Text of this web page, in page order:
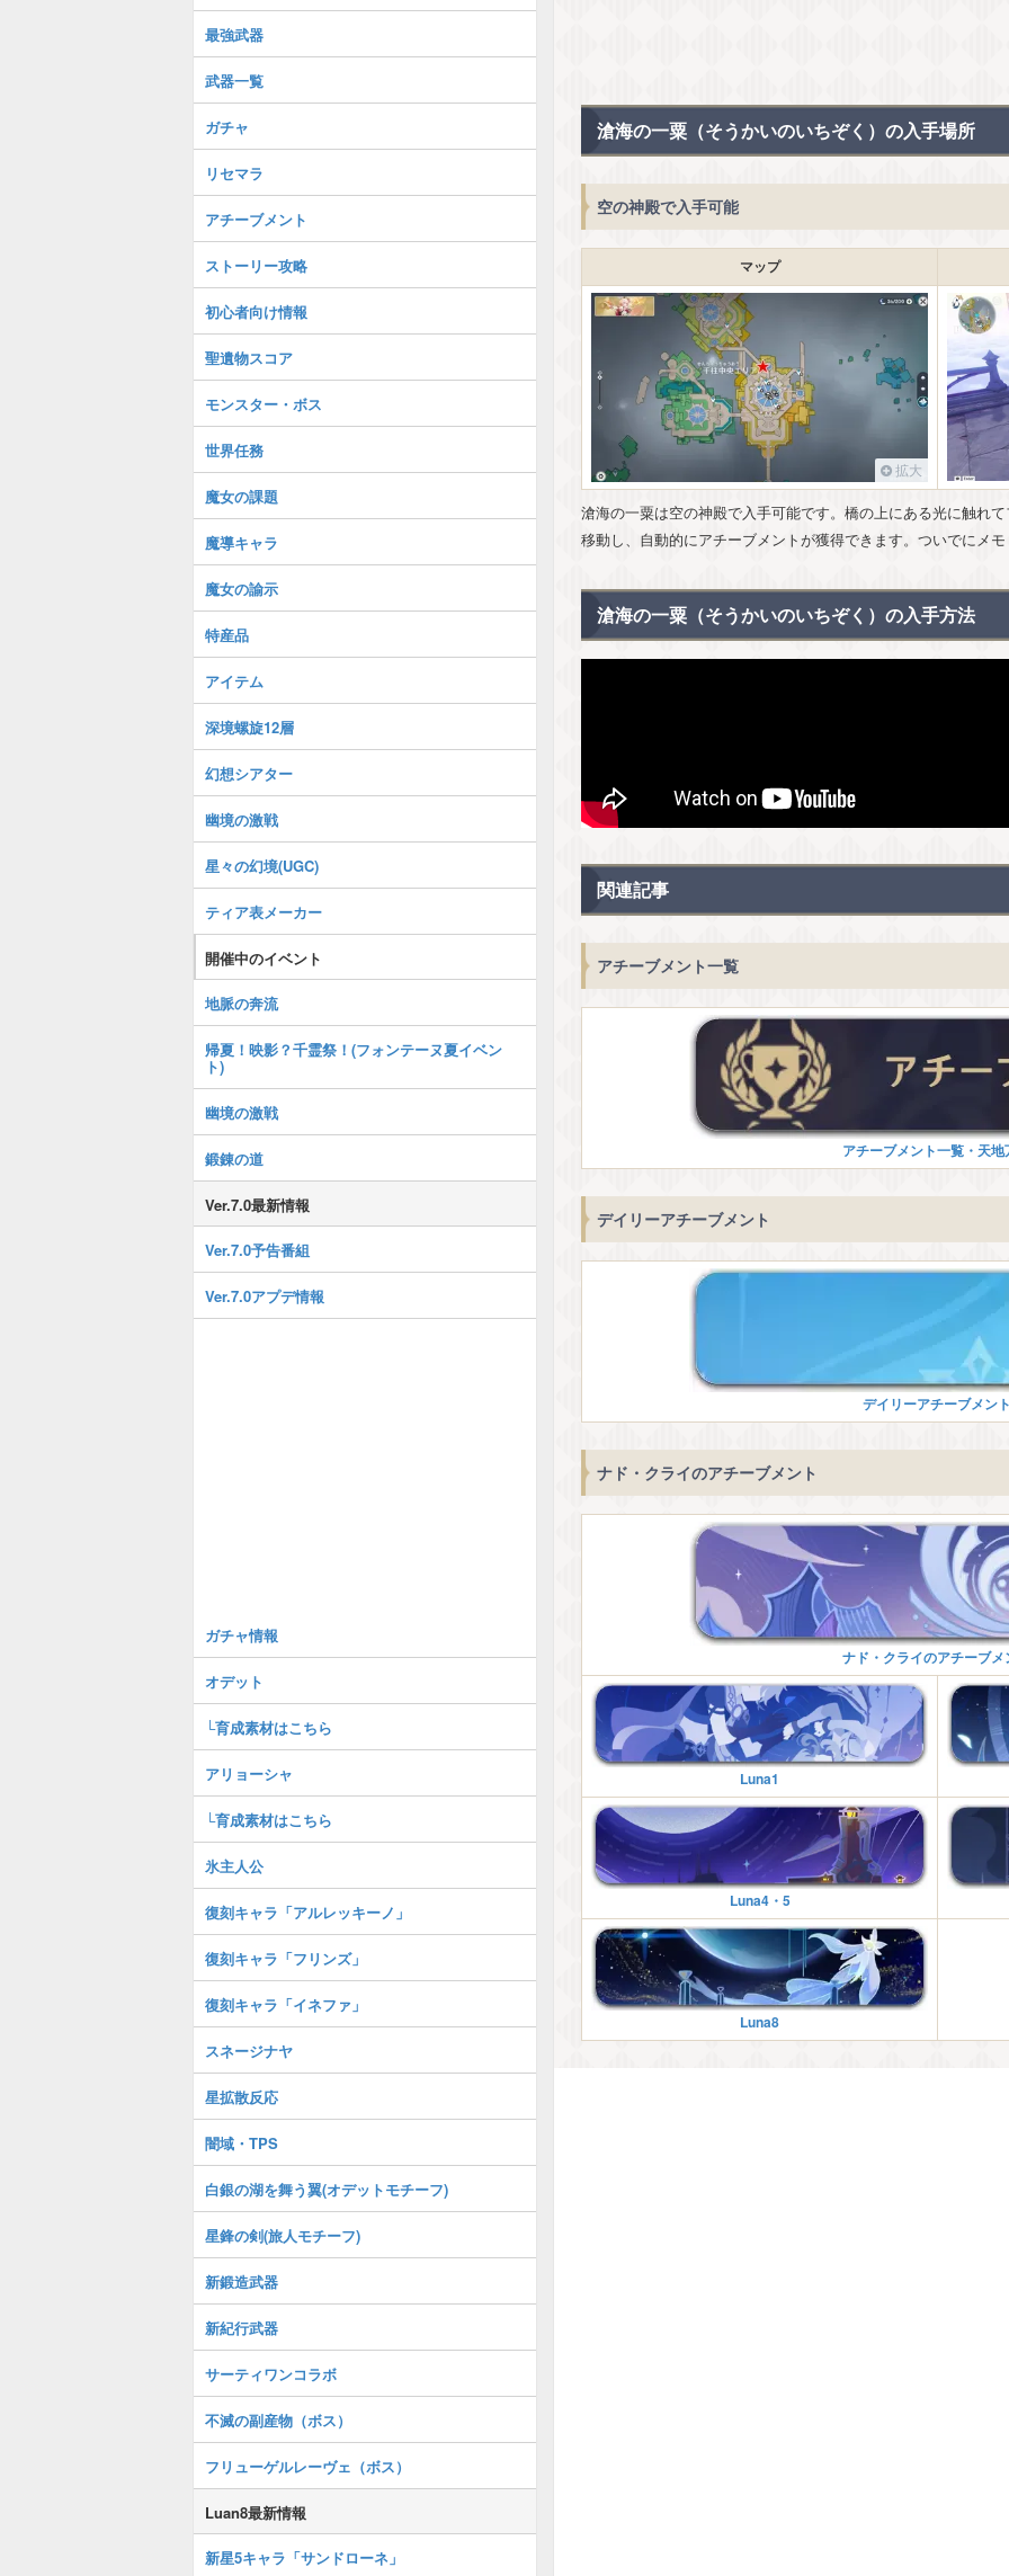
滄海の一粟（そうかいのいちぞく）の入手場所
空の神殿で入手可能
マップ
拡大
滄海の一粟は空の神殿で入手可能です。橋の上にある光に触れ
移動し、自動的にアチーブメントが獲得できます。ついでにメ
滄海の一粟（そうかいのいちぞく）の入手方法
関連記事
アチーブメント一覧
アチーブメント一覧・天地
デイリーアチーブメント
デイリーアチーブメン
ナド・クライのアチーブメント
ナド・クライのアチーブメ
Luna1
Luna4・5
Luna8
最強武器
武器一覧
ガチャ
リセマラ
アチーブメント
ストーリー攻略
初心者向け情報
聖遺物スコア
モンスター・ボス
世界任務
魔女の課題
魔導キャラ
魔女の諭示
特産品
アイテム
深境螺旋12層
幻想シアター
幽境の激戦
星々の幻境(UGC)
ティア表メーカー
開催中のイベント
地脈の奔流
帰夏！映影？千霊祭！(フォンテーヌ夏イベン
ト)
幽境の激戦
鍛錬の道
Ver.7.0最新情報
Ver.7.0予告番組
Ver.7.0アプデ情報
ガチャ情報
オデット
└育成素材はこちら
アリョーシャ
└育成素材はこちら
氷主人公
復刻キャラ「アルレッキーノ」
復刻キャラ「フリンズ」
復刻キャラ「イネファ」
スネージナヤ
星拡散反応
闇域・TPS
白銀の湖を舞う翼(オデットモチーフ)
星鋒の剣(旅人モチーフ)
新鍛造武器
新紀行武器
サーティワンコラボ
不滅の副産物（ボス）
フリューゲルレーヴェ（ボス）
Luan8最新情報
新星5キャラ「サンドローネ」